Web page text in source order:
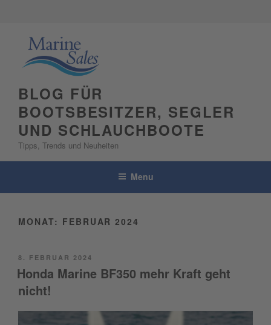
BLOG FÜR
BOOTSBESITZER, SEGLER
UND SCHLAUCHBOOTE
Tipps, Trends und Neuheiten
Menu
MONAT: FEBRUAR 2024
POSTED
ON
8. FEBRUAR 2024
Honda Marine BF350 mehr Kraft geht
nicht!